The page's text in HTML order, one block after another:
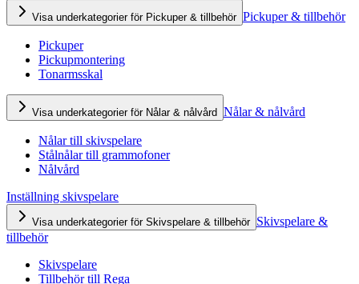
Visa underkategorier för Pickuper & tillbehör Pickuper & tillbehör
Pickuper
Pickupmontering
Tonarmsskal
Visa underkategorier för Nålar & nålvård Nålar & nålvård
Nålar till skivspelare
Stålnålar till grammofoner
Nålvård
Inställning skivspelare
Visa underkategorier för Skivspelare & tillbehör Skivspelare &
tillbehör
Skivspelare
Tillbehör till Rega